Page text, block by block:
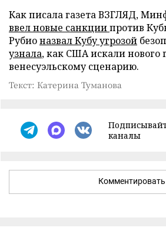
Как писала газета ВЗГЛЯД,
ввел новые санкциипротив
Рубионазвал Кубу угрозой
узнала, как США искали нового
венесуэльскому сценарию.
Текст: Катерина Туманова
каналы
Комментировать